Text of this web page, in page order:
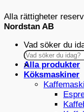
Alla rättigheter
Nordstan AB
Vad söker du
×
Alla produkter
Köksmaskiner